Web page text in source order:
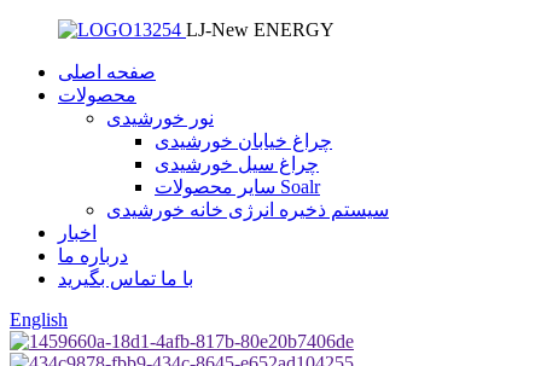
LJ-New ENERGY
صفحه اصلی
محصولات
نور خورشیدی
چراغ خیابان خورشیدی
چراغ سیل خورشیدی
سایر محصولات Soalr
سیستم ذخیره انرژی خانه خورشیدی
اخبار
درباره ما
با ما تماس بگیرید
English